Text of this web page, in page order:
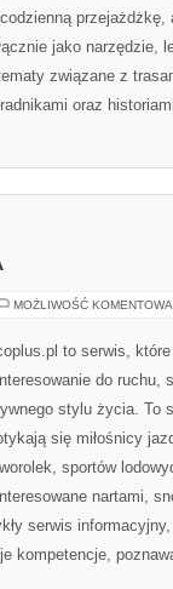
przejażdżkę,
jako narzędzie,
związane z
oraz
MOŻLIWOŚĆ
to serwis,
do ruchu,
stylu życia. To
się miłośnicy
sportów
nartami,
serwis
kompetencje,